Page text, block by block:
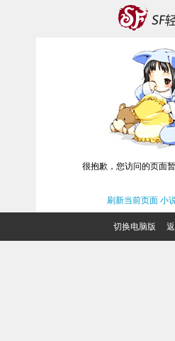
很抱歉，您访问的页面
刷新当前页面 小
切换电脑版